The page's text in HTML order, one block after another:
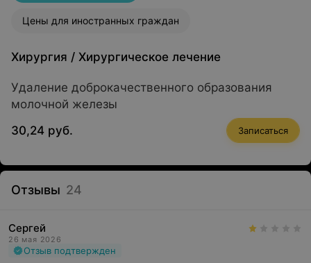
Цены для иностранных граждан
Хирургия / Хирургическое лечение
Удаление доброкачественного образования
молочной железы
30,24 руб.
Записаться
Отзывы 24
Сергей
26 мая 2026
Отзыв подтвержден